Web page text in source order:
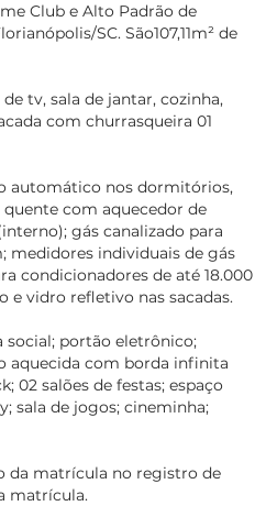
Club e Alto Padrão de
SC. São107,11m² de
tv, sala de jantar, cozinha,
com churrasqueira 01
automático nos dormitórios,
com aquecedor de
gás canalizado para
medidores individuais de gás
condicionadores de até 18.000
e vidro refletivo nas sacadas.
portão eletrônico;
aquecida com borda infinita
02 salões de festas; espaço
sala de jogos; cineminha;
da matrícula no registro de
matrícula.